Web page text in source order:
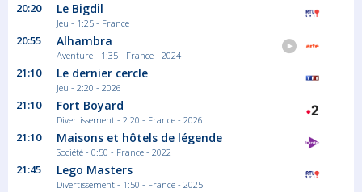
20:20 Le Bigdil
Jeu - 1:25 - France
20:55 Alhambra
Aventure - 1:35 - France - 2024
21:10 Le dernier cercle
Jeu - 2:20 - 2026
21:10 Fort Boyard
Divertissement - 2:20 - France - 2026
21:10 Maisons et hôtels de légende
Société - 0:50 - France - 2022
21:45 Lego Masters
Divertissement - 1:50 - France - 2025